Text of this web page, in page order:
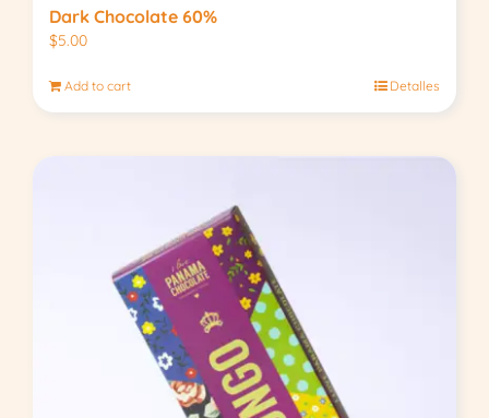
Dark Chocolate 60%
$5.00
Add to cart Detalles